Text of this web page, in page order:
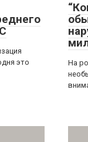
это
На